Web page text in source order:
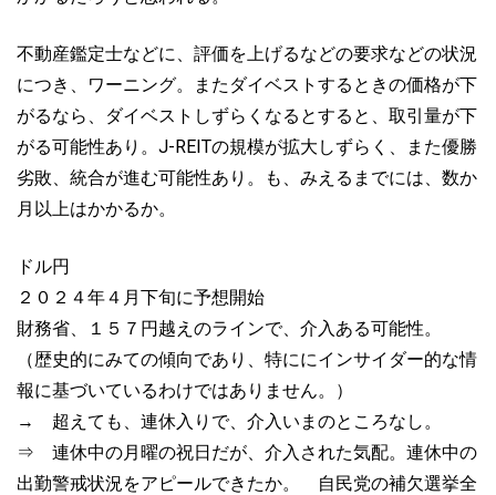
不動産鑑定士などに、評価を上げるなどの要求などの状況
につき、ワーニング。またダイベストするときの価格が下
がるなら、ダイベストしずらくなるとすると、取引量が下
がる可能性あり。J-REITの規模が拡大しずらく、また優勝
劣敗、統合が進む可能性あり。も、みえるまでには、数か
月以上はかかるか。
ドル円
２０２４年４月下旬に予想開始
財務省、１５７円越えのラインで、介入ある可能性。
（歴史的にみての傾向であり、特ににインサイダー的な情
報に基づいているわけではありません。）
→ 超えても、連休入りで、介入いまのところなし。
⇒ 連休中の月曜の祝日だが、介入された気配。連休中の
出勤警戒状況をアピールできたか。 自民党の補欠選挙全